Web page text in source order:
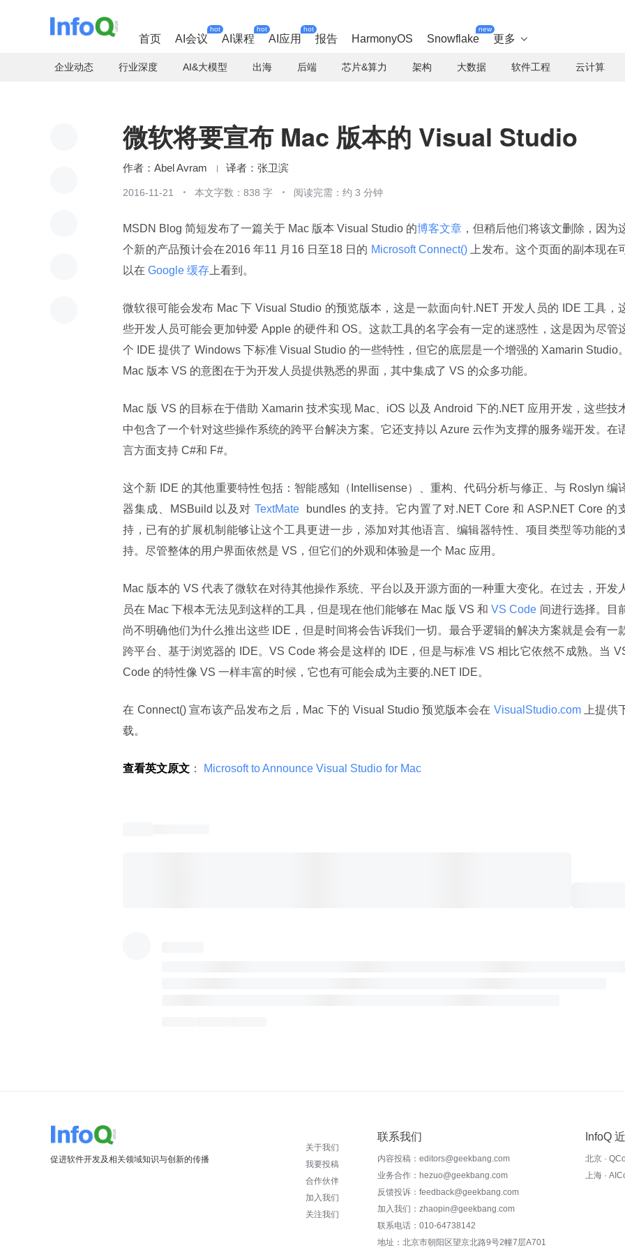
首页 AI会议
hot
AI课程
hot
AI应用
hot
报告 HarmonyOS Snowflake
new
更多 
企业动态 行业深度 AI&大模型 出海 后端 芯片&算力 架构 大数据 软件工程 云计算
微软将要宣布 Mac 版本的 Visual Studio
Abel Avram 张卫滨
2016-11-21 本文字数：838 字 阅读完需：约 3 分钟
MSDN Blog 简短发布了一篇关于 Mac 版本 Visual Studio 的博客文章 ，但稍后他们将该文删除，因为
个新的产品预计会在2016 年11 月16 日至18 日的 Microsoft Connect()
上发布。这个页面的副本现在
以在 Google 缓存 上看到。
微软很可能会发布 Mac 下 Visual Studio 的预览版本，这是一款面向针.NET 开发人员的 IDE 工具，
些开发人员可能会更加钟爱 Apple 的硬件和 OS。这款工具的名字会有一定的迷惑性，这是因为尽管
个 IDE 提供了 Windows 下标准 Visual Studio 的一些特性，但它的底层是一个增强的 Xamarin Studio。
Mac 版本 VS 的意图在于为开发人员提供熟悉的界面，其中集成了 VS 的众多功能。
Mac 版 VS 的目标在于借助 Xamarin 技术实现 Mac、iOS 以及 Android 下的.NET 应用开发，这些技
中包含了一个针对这些操作系统的跨平台解决方案。它还支持以 Azure 云作为支撑的服务端开发。在
言方面支持 C#和 F#。
这个新 IDE 的其他重要特性包括：智能感知（Intellisense）、重构、代码分析与修正、与 Roslyn 编
器集成、MSBuild 以及对 TextMate
bundles 的支持。它内置了对.NET Core 和 ASP.NET Core 的
持，已有的扩展机制能够让这个工具更进一步，添加对其他语言、编辑器特性、项目类型等功能的
持。尽管整体的用户界面依然是 VS，但它们的外观和体验是一个 Mac 应用。
Mac 版本的 VS 代表了微软在对待其他操作系统、平台以及开源方面的一种重大变化。在过去，开发
员在 Mac 下根本无法见到这样的工具，但是现在他们能够在 Mac 版 VS 和 VS Code 间进行选择。目
尚不明确他们为什么推出这些 IDE，但是时间将会告诉我们一切。最合乎逻辑的解决方案就是会有一
跨平台、基于浏览器的 IDE。VS Code 将会是这样的 IDE，但是与标准 VS 相比它依然不成熟。当
Code 的特性像 VS 一样丰富的时候，它也有可能会成为主要的.NET IDE。
在 Connect() 宣布该产品发布之后，Mac 下的 Visual Studio 预览版本会在 VisualStudio.com
上提供
载。
查看英文原文 ： Microsoft to Announce Visual Studio for Mac
促进软件开发及相关领域知识与创新的传播
关于我们
我要投稿
合作伙伴
加入我们
关注我们
联系我们
内容投稿：editors@geekbang.com
业务合作：hezuo@geekbang.com
反馈投诉：feedback@geekbang.com
加入我们：zhaopin@geekbang.com
联系电话：010-64738142
地址：北京市朝阳区望京北路9号2幢7层A701
InfoQ
北京 ·
上海 ·